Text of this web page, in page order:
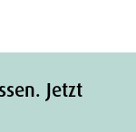
Jetzt